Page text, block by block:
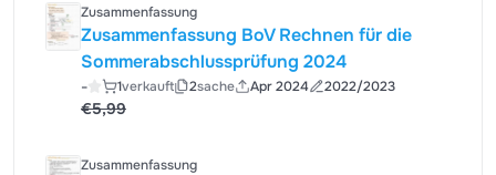
Zusammenfassung
Zusammenfassung BoV Rechnen für die
Sommerabschlussprüfung 2024
- 1verkauft 2sache Apr 2024 2022/2023
€5,99
Zusammenfassung